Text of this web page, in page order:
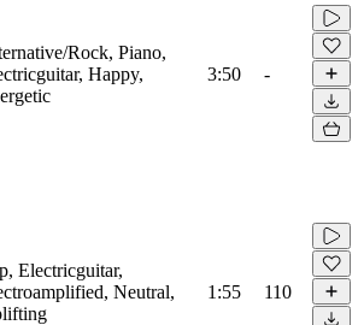
Rock, Piano,
Happy,
3:50 -
Electricguitar,
Neutral,
1:55 110